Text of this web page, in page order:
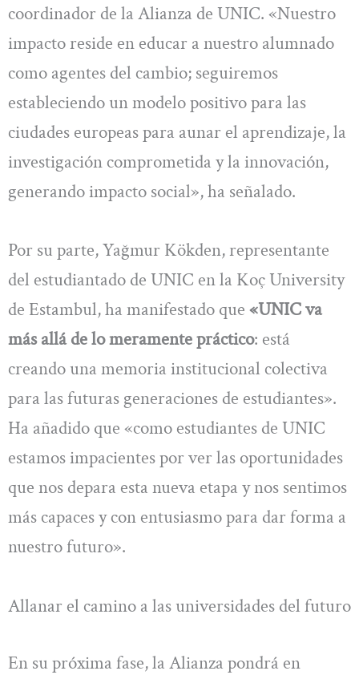
coordinador de la Alianza de UNIC. «Nuestro
impacto reside en educar a nuestro alumnado
como agentes del cambio; seguiremos
estableciendo un modelo positivo para las
ciudades europeas para aunar el aprendizaje, la
investigación comprometida y la innovación,
generando impacto social», ha señalado.
Por su parte, Yağmur Kökden, representante
del estudiantado de UNIC en la Koç University
de Estambul, ha manifestado que «UNIC va
más allá de lo meramente práctico: está
creando una memoria institucional colectiva
para las futuras generaciones de estudiantes».
Ha añadido que «como estudiantes de UNIC
estamos impacientes por ver las oportunidades
que nos depara esta nueva etapa y nos sentimos
más capaces y con entusiasmo para dar forma a
nuestro futuro».
Allanar el camino a las universidades del futuro
En su próxima fase, la Alianza pondrá en